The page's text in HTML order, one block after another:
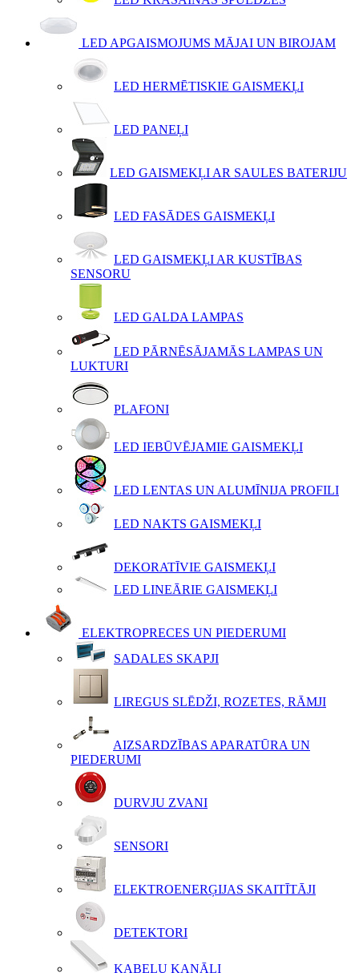
LED APGAISMOJUMS MĀJAI UN BIROJAM
LED HERMĒTISKIE GAISMEKĻI
LED PANEĻI
LED GAISMEKĻI AR SAULES BATERIJU
LED FASĀDES GAISMEKĻI
LED GAISMEKĻI AR KUSTĪBAS
SENSORU
LED GALDA LAMPAS
LED PĀRNĒSĀJAMĀS LAMPAS UN
LUKTURI
PLAFONI
LED IEBŪVĒJAMIE GAISMEKĻI
LED LENTAS UN ALUMĪNIJA PROFILI
LED NAKTS GAISMEKĻI
DEKORATĪVIE GAISMEKĻI
LED LINEĀRIE GAISMEKĻI
ELEKTROPRECES UN PIEDERUMI
SADALES SKAPJI
LIREGUS SLĒDŽI, ROZETES, RĀMJI
AIZSARDZĪBAS APARATŪRA UN
PIEDERUMI
DURVJU ZVANI
SENSORI
ELEKTROENERĢIJAS SKAITĪTĀJI
DETEKTORI
KABEĻU KANĀLI